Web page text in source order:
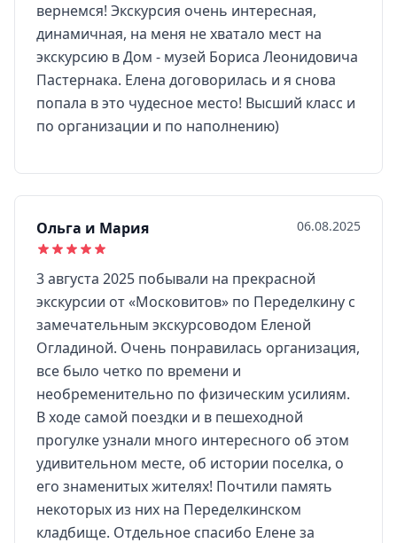
вернемся! Экскурсия очень интересная,
динамичная, на меня не хватало мест на
экскурсию в Дом - музей Бориса Леонидовича
Пастернака. Елена договорилась и я снова
попала в это чудесное место! Высший класс и
по организации и по наполнению)
Ольга и Мария 06.08.2025
3 августа 2025 побывали на прекрасной
экскурсии от «Московитов» по Переделкину с
замечательным экскурсоводом Еленой
Огладиной. Очень понравилась организация,
все было четко по времени и
необременительно по физическим усилиям.
В ходе самой поездки и в пешеходной
прогулке узнали много интересного об этом
удивительном месте, об истории поселка, о
его знаменитых жителях! Почтили память
некоторых из них на Переделкинском
кладбище. Отдельное спасибо Елене за